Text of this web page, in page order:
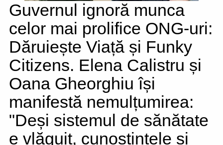
Guvernul ignoră munca
celor mai prolifice ONG-uri:
Dăruiește Viață și Funky
Citizens. Elena Calistru și
Oana Gheorghiu își
manifestă nemulțumirea:
"Deși sistemul de sănătate
e vlăguit, cunoștințele și